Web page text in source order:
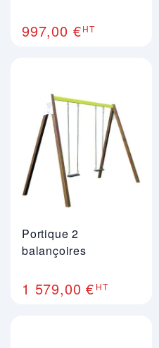
997,00 €HT
Portique 2
balançoires
1 579,00 € HT